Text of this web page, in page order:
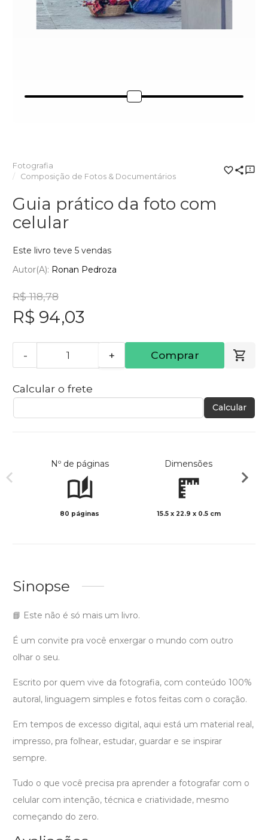
Fotografia
Composição de Fotos & Documentários
Guia prático da foto com
celular
Este livro teve 5 vendas
Autor(a): Ronan Pedroza
R$ 118,78
R$ 94,03
- + Comprar
Calcular o frete
Calcular
Nº de páginas
80 páginas
Dimensões
15.5 x 22.9 x 0.5 cm
Sinopse
📘 Este não é só mais um livro.
É um convite pra você enxergar o mundo com outro
olhar o seu.
Escrito por quem vive da fotografia, com conteúdo 100%
autoral, linguagem simples e fotos feitas com o coração.
Em tempos de excesso digital, aqui está um material real,
impresso, pra folhear, estudar, guardar e se inspirar
sempre.
Tudo o que você precisa pra aprender a fotografar com o
celular com intenção, técnica e criatividade, mesmo
começando do zero.